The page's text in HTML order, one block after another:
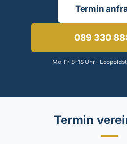
Termin
089 330
Mo–Fr 8–18 Uhr ·
Termin